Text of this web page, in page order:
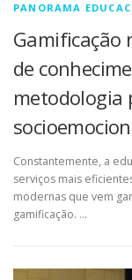
PANORAMA
Gamificação
de
metodologia
Constantemente, a
serviços mais
modernas que vem
gamificação. …